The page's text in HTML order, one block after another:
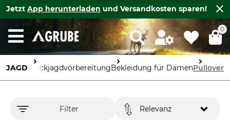
Jetzt App herunterladen und Versandkosten sparen!
0
JAGDDrückjagdvorbereitungBekleidung für DamenPullover
Filter Relevanz